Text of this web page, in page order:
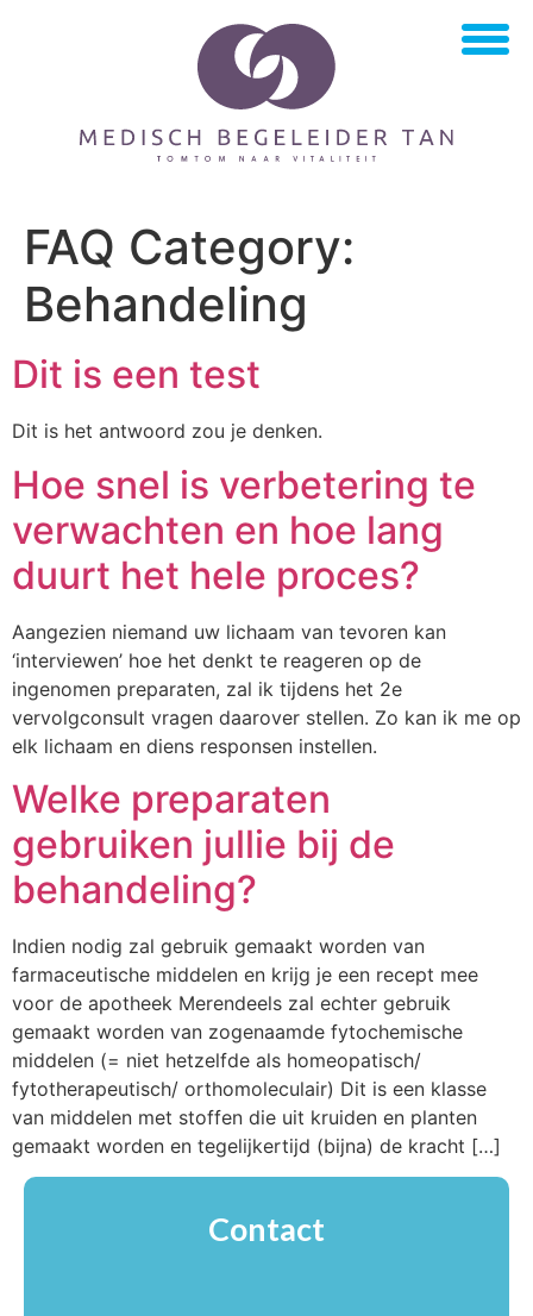
FAQ Category:
Behandeling
Dit is een test
Dit is het antwoord zou je denken.
Hoe snel is verbetering te
verwachten en hoe lang
duurt het hele proces?
Aangezien niemand uw lichaam van tevoren kan
‘interviewen’ hoe het denkt te reageren op de
ingenomen preparaten, zal ik tijdens het 2e
vervolgconsult vragen daarover stellen. Zo kan ik me op
elk lichaam en diens responsen instellen.
Welke preparaten
gebruiken jullie bij de
behandeling?
Indien nodig zal gebruik gemaakt worden van
farmaceutische middelen en krijg je een recept mee
voor de apotheek Merendeels zal echter gebruik
gemaakt worden van zogenaamde fytochemische
middelen (= niet hetzelfde als homeopatisch/
fytotherapeutisch/ orthomoleculair) Dit is een klasse
van middelen met stoffen die uit kruiden en planten
gemaakt worden en tegelijkertijd (bijna) de kracht […]
Contact
Medisch
begeleider
Vitaal
Wie
ben ik
Inzicht in Kosten &
Verzekeringen
Contact
opnemen